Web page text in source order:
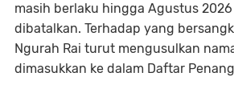
masih berlaku hingga Agustus
dibatalkan. Terhadap yang
Ngurah Rai turut mengusulkan
dimasukkan ke dalam Daftar